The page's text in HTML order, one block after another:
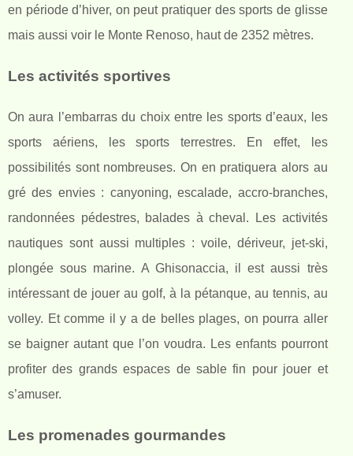
en période d’hiver, on peut pratiquer des sports de glisse
mais aussi voir le Monte Renoso, haut de 2352 mètres.
Les activités sportives
On aura l’embarras du choix entre les sports d’eaux, les
sports aériens, les sports terrestres. En effet, les
possibilités sont nombreuses. On en pratiquera alors au
gré des envies : canyoning, escalade, accro-branches,
randonnées pédestres, balades à cheval. Les activités
nautiques sont aussi multiples : voile, dériveur, jet-ski,
plongée sous marine. A Ghisonaccia, il est aussi très
intéressant de jouer au golf, à la pétanque, au tennis, au
volley. Et comme il y a de belles plages, on pourra aller
se baigner autant que l’on voudra. Les enfants pourront
profiter des grands espaces de sable fin pour jouer et
s’amuser.
Les promenades gourmandes